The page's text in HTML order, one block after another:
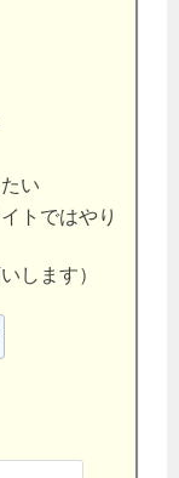
い
トではやり
します）